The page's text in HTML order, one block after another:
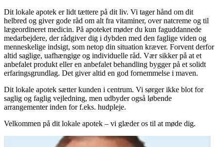
Dit lokale apotek er lidt tættere på dit liv. Vi tager hånd om dit
helbred og giver gode råd om alt fra vitaminer, over natcreme og til
lægeordineret medicin. På apoteket møder du kun faguddannede
medarbejdere, der rådgiver dig i dybden med den faglige viden og
menneskelige indsigt, som netop din situation kræver. Forvent derfor
altid saglige, uafhængige og individuelle råd. Vær sikker på at et
anbefalet produkt eller en anbefalet behandling bygger på et solidt
erfaringsgrundlag. Det giver altid en god fornemmelse i maven.
Dit lokale apotek sætter kunden i centrum. Vi sørger ikke blot for
saglig og faglig vejledning, men udbyder også løbende
arrangementer inden for f.eks. hudpleje.
Velkommen på dit lokale apotek – vi glæder os til at møde dig.